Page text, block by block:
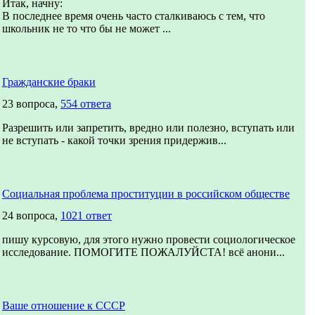
Итак, начну:
В последнее время очень часто сталкиваюсь с тем, что
школьник не то что бы не может ...
Гражданские браки
23 вопроса, 554 ответа
Разрешить или запретить, вредно или полезно, вступать или
не вступать - какой точки зрения придержив...
Социальная проблема проституции в российском обществе
24 вопроса, 1021 ответ
пишу курсовую, для этого нужно провести социологическое
исследование. ПОМОГИТЕ ПОЖАЛУЙСТА! всё анони...
Ваше отношение к СССР